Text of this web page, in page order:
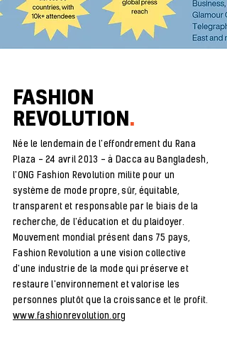
FASHION
REVOLUTION.
Née le lendemain de l'effondrement du Rana
Plaza - 24 avril 2013 - à Dacca au Bangladesh,
l'ONG Fashion Revolution milite pour un
système de mode propre, sûr, équitable,
transparent et responsable par le biais de la
recherche, de l'éducation et du plaidoyer.
Mouvement mondial présent dans 75 pays,
Fashion Revolution a une vision collective
d'une industrie de la mode qui préserve et
restaure l'environnement et valorise les
personnes plutôt que la croissance et le profit.
www.fashionrevolution.org